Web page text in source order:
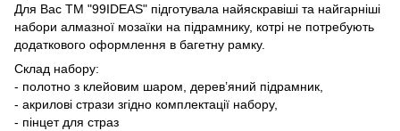
Для Вас ТМ "99IDEAS" підготувала найяскравіші та найгарніші
набори алмазної мозаїки на підрамнику, котрі не потребують
додаткового оформлення в багетну рамку.
Склад набору:
- полотно з клейовим шаром, дерев’яний підрамник,
- акрилові стрази згідно комплектації набору,
- пінцет для страз